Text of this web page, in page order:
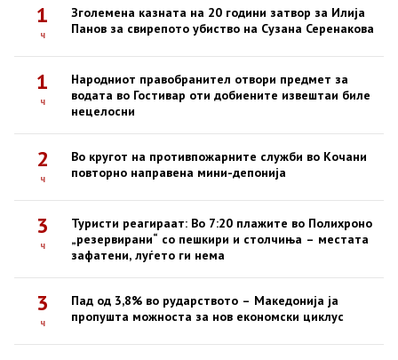
1
ч
Зголемена казната на 20 години затвор за Илија
Панов за свирепото убиство на Сузана Серенакова
1
ч
Народниот правобранител отвори предмет за
водата во Гостивар оти добиените извештаи биле
нецелосни
2
ч
Во кругот на противпожарните служби во Кочани
повторно направена мини-депонија
3
ч
Туристи реагираат: Во 7:20 плажите во Полихроно
„резервирани“ со пешкири и столчиња – местата
зафатени, луѓето ги нема
3
ч
Пад од 3,8% во рударството – Македонија ја
пропушта можноста за нов економски циклус